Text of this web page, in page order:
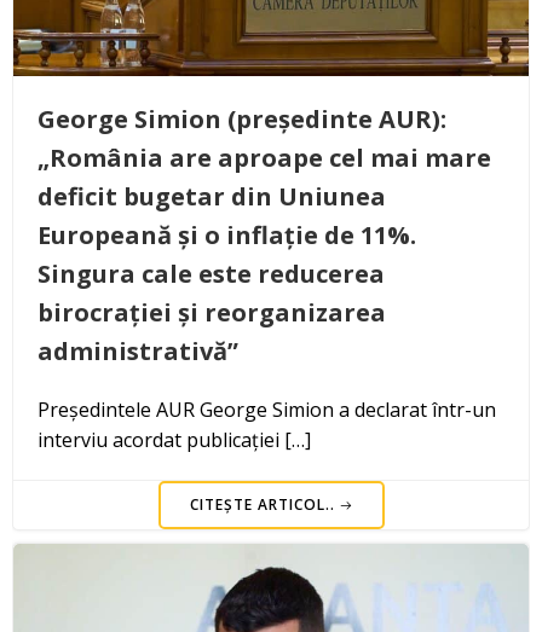
George Simion (președinte AUR):
„România are aproape cel mai mare
deficit bugetar din Uniunea
Europeană și o inflație de 11%.
Singura cale este reducerea
birocrației și reorganizarea
administrativă”
Președintele AUR George Simion a declarat într-un
interviu acordat publicației […]
CITEȘTE ARTICOL..